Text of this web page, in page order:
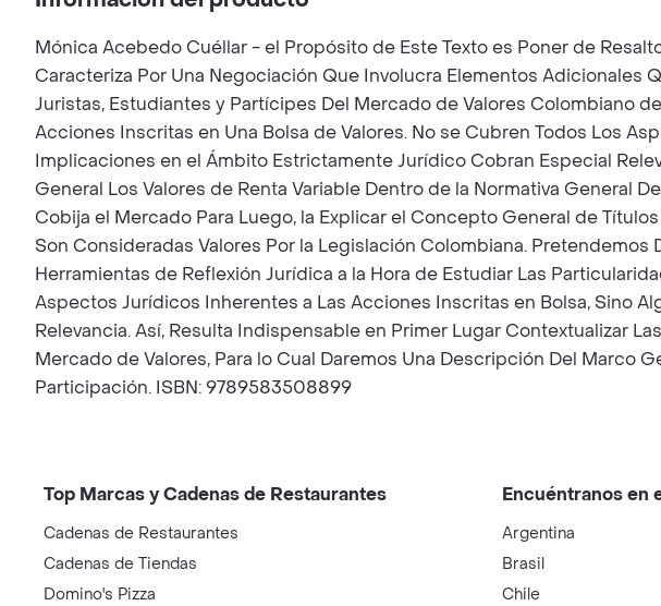
Mónica Acebedo Cuéllar - el Propósito de Este Texto es Poner de
Caracteriza Por Una Negociación Que Involucra Elementos Adicionales
Juristas, Estudiantes y Partícipes Del Mercado de Valores Colombiano
Acciones Inscritas en Una Bolsa de Valores. No se Cubren Todos Los
Implicaciones en el Ámbito Estrictamente Jurídico Cobran Especial
General Los Valores de Renta Variable Dentro de la Normativa General
Cobija el Mercado Para Luego, la Explicar el Concepto General de
Son Consideradas Valores Por la Legislación Colombiana.
Herramientas de Reflexión Jurídica a la Hora de Estudiar Las
Aspectos Jurídicos Inherentes a Las Acciones Inscritas en Bolsa, Sino
Relevancia. Así, Resulta Indispensable en Primer Lugar Contextualizar
Mercado de Valores, Para lo Cual Daremos Una Descripción Del Marco
Participación. ISBN: 9789583508899
Top Marcas y Cadenas de Restaurantes
Cadenas de Restaurantes
Cadenas de Tiendas
Domino's Pizza
Encuéntranos en
Argentina
Brasil
Chile